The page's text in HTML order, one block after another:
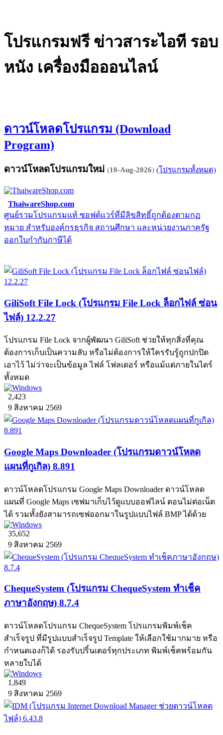
โปรแกรมฟรี ข่าวสาระไอที รอบ
หนัง เครื่องมือออนไลน์
ดาวน์โหลดโปรแกรม (Download
Program)
ดาวน์โหลดโปรแกรมใหม่ (10-Aug-2026) (โปรแกรมทั้งหมด)
ThaiwareShop.com
ศูนย์รวมโปรแกรมแท้ ซอฟต์แวร์ที่มีลิขสิทธิ์ถูกต้องตามกฏ
หมาย สำหรับองค์กรธุรกิจ สถานศึกษา และหน่วยงานภาครัฐ
ออกใบกำกับภาษีได้
GiliSoft File Lock (โปรแกรม File Lock ล็อกไฟล์ ซ่อน
ไฟล์) 12.2.27
โปรแกรม File Lock จากผู้พัฒนา GiliSoft ช่วยให้ทุกสิ่งที่คุณ
ต้องการเก็บเป็นความลับ หรือไม่ต้องการให้ใครรับรู้ถูกปกปิด
เอาไว้ ไม่ว่าจะเป็นข้อมูล ไฟล์ โฟลเดอร์ หรือแม้แต่ภายในไดร์
ทั้งหมด
2,423
9 สิงหาคม 2569
Google Maps Downloader (โปรแกรมดาวน์โหลด
แผนที่กูเกิล) 8.891
ดาวน์โหลดโปรแกรม Google Maps Downloader ดาวน์โหลด
แผนที่ Google Maps เซฟมาเก็บไว้ดูแบบออฟไลน์ ตอนไม่ต่อเน็ต
ได้ รวมทั้งยังสามารถเซฟออกมาในรูปแบบไฟล์ BMP ได้ด้วย
35,652
9 สิงหาคม 2569
ChequeSystem (โปรแกรม ChequeSystem ทำเช็ค
ภาษาอังกฤษ) 8.7.4
ดาวน์โหลดโปรแกรม ChequeSystem โปรแกรมพิมพ์เช็ค
สำเร็จรูป ที่มีรูปแบบสำเร็จรูป Template ให้เลือกใช้มากมาย หรือ
กำหนดเองก็ได้ รองรับปริ้นเตอร์ทุกประเภท พิมพ์เช็คพร้อมกัน
หลายใบได้
1,849
9 สิงหาคม 2569